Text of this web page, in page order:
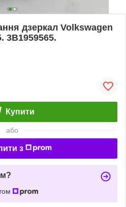
дзеркал Volkswagen
3B1959565.
Купити
або
з